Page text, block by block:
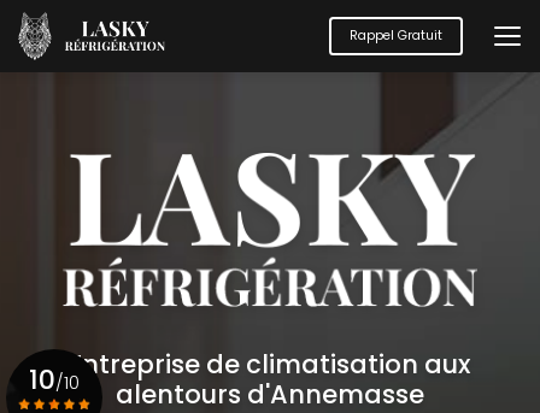
Aller
au
contenu
principal
Rappel Gratuit
Entreprise de climatisation aux
alentours d'Annemasse
10/10